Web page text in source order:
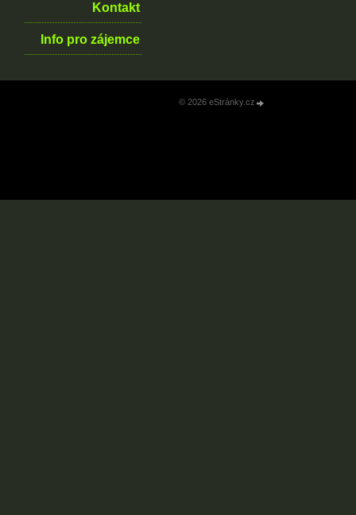
Kontakt
Info pro zájemce
© 2026 eStránky.cz